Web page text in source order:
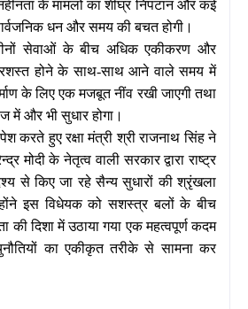
के मामलों का शीघ्र निपटान और कई
धन और समय की बचत होगी।
सेवाओं के बीच अधिक एकीकरण और
होने के साथ-साथ आने वाले समय में
के लिए एक मजबूत नींव रखी जाएगी तथा
और भी सुधार होगा।
करते हुए रक्षा मंत्री श्री राजनाथ सिंह ने
मोदी के नेतृत्व वाली सरकार द्वारा राष्ट्र
से किए जा रहे सैन्य सुधारों की श्रृंखला
इस विधेयक को सशस्त्र बलों के बीच
दिशा में उठाया गया एक महत्वपूर्ण कदम
का एकीकृत तरीके से सामना कर